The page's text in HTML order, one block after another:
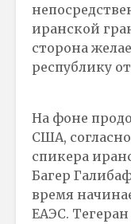
иранской
сторона
республику
На фоне
США,
спикера
Багер
время
ЕАЭС.